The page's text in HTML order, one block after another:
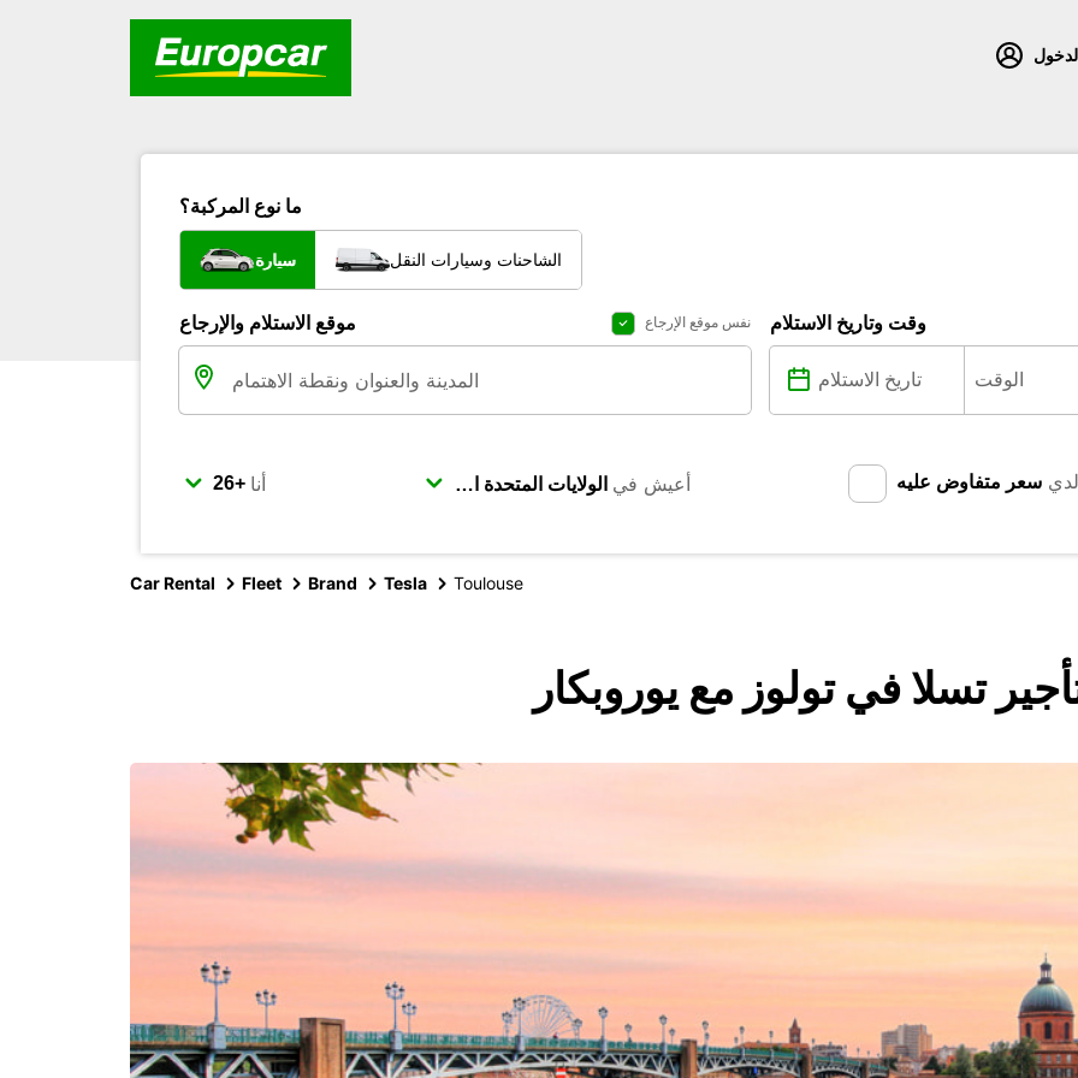
ما نوع المركبة؟
سيارة الشاحنات وسيارات النقل
موقع الاستلام والإرجاع نفس موقع الإرجاع وقت وتاريخ الاستلام
أنا أعيش في لدي سعر متفاوض عليه
Car Rental Fleet Brand Tesla Toulouse
تسلا في تولوز مع يوروبكار